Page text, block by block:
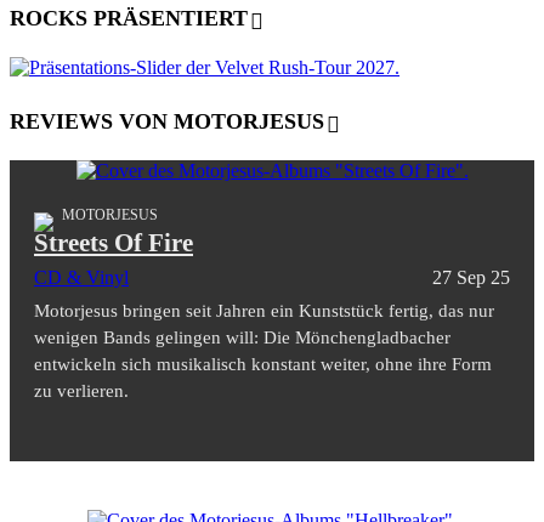
ROCKS PRÄSENTIERT
REVIEWS VON MOTORJESUS
MOTORJESUS
Streets Of Fire
CD & Vinyl 27 Sep 25
Motorjesus bringen seit Jahren ein Kunststück fertig, das nur
wenigen Bands gelingen will: Die Mönchengladbacher
entwickeln sich musikalisch konstant weiter, ohne ihre Form
zu verlieren.